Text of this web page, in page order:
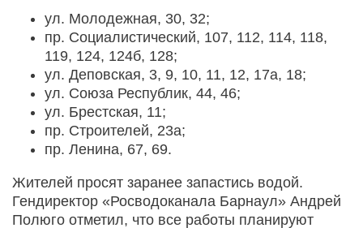
ул. Молодежная, 30, 32;
пр. Социалистический, 107, 112, 114, 118,
119, 124, 124б, 128;
ул. Деповская, 3, 9, 10, 11, 12, 17а, 18;
ул. Союза Республик, 44, 46;
ул. Брестская, 11;
пр. Строителей, 23а;
пр. Ленина, 67, 69.
Жителей просят заранее запастись водой.
Гендиректор «Росводоканала Барнаул» Андрей
Полюго отметил, что все работы планируют